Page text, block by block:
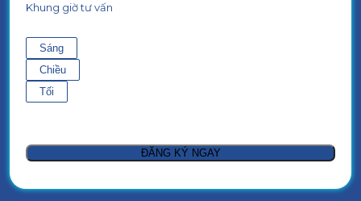
Khung giờ tư vấn
Sáng
Chiều
Tối